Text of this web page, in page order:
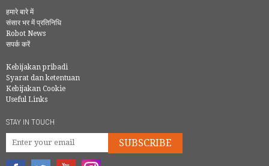
हमारे बारे में
संसार भर में प्रतिनिधि
Robot News
सपर्क करें
Kebijakan pribadi
Syarat dan ketentuan
Kebijakan Cookie
Useful Links
STAY IN TOUCH
SUBSCRIBE